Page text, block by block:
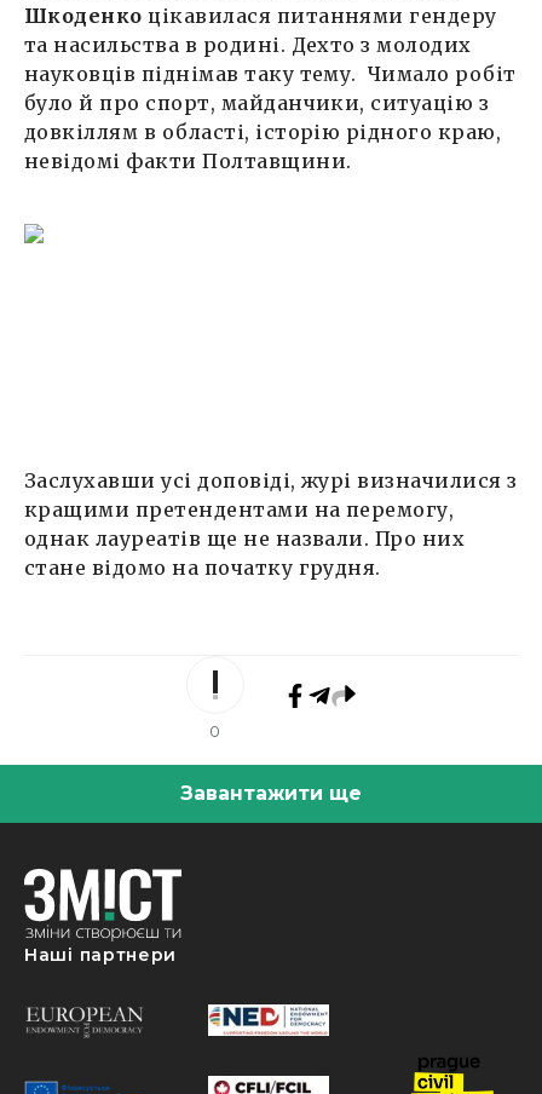
Шкоденко цікавилася питаннями гендеру
та насильства в родині. Дехто з молодих
науковців піднімав таку тему. Чимало робіт
було й про спорт, майданчики, ситуацію з
довкіллям в області, історію рідного краю,
невідомі факти Полтавщини.
Заслухавши усі доповіді, журі визначилися з
кращими претендентами на перемогу,
однак лауреатів ще не назвали. Про них
стане відомо на початку грудня.
0
Завантажити ще
Наші партнери